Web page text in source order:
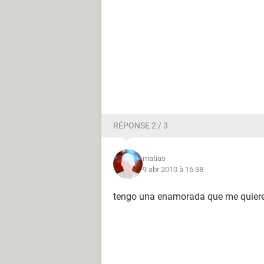
RÉPONSE 2 / 3
matias
9 abr 2010 à 16:38
tengo una enamorada que me